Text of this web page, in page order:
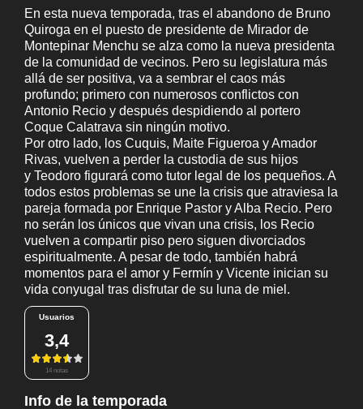
En esta nueva temporada, tras el abandono de Bruno
Quiroga en el puesto de presidente de Mirador de
Montepinar Menchu se alza como la nueva presidenta
de la comunidad de vecinos. Pero su legislatura más
allá de ser positiva, va a sembrar el caos más
profundo; primero con numerosos conflictos con
Antonio Recio y después despidiendo al portero
Coque Calatrava sin ningún motivo.
Por otro lado, los Cuquis, Maite Figueroa y Amador
Rivas, vuelven a perder la custodia de sus hijos
y Teodoro figurará como tutor legal de los pequeños. A
todos estos problemas se une la crisis que atraviesa la
pareja formada por Enrique Pastor y Alba Recio. Pero
no serán los únicos que vivan una crisis, los Recio
vuelven a compartir piso pero siguen divorciados
espiritualmente. A pesar de todo, también habrá
momentos para el amor y Fermín y Vicente inician su
vida conyugal tras disfrutar de su luna de miel.
Usuarios
3,4
14 notas
Info de la temporada